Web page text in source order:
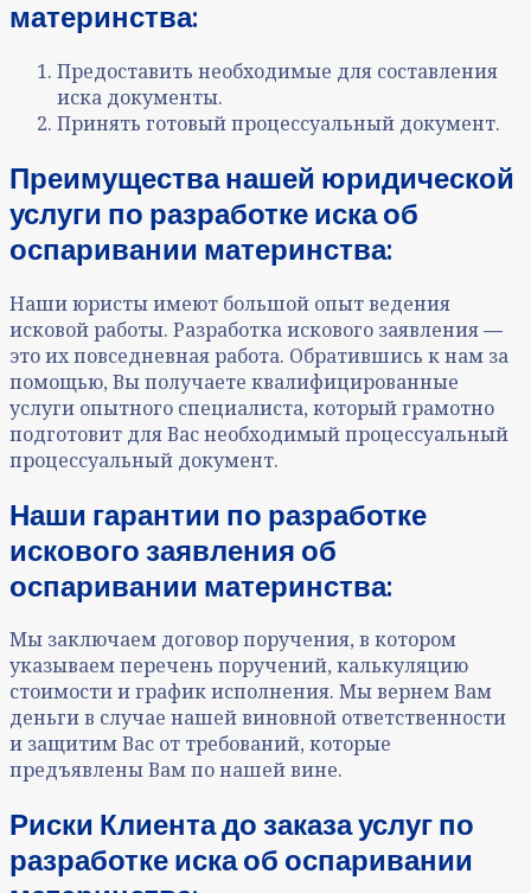
материнства:
Предоставить необходимые для составления
иска документы.
Принять готовый процессуальный документ.
Преимущества нашей юридической
услуги по разработке иска об
оспаривании материнства:
Наши юристы имеют большой опыт ведения
исковой работы. Разработка искового заявления—
это их повседневная работа. Обратившись к нам за
помощью, Вы получаете квалифицированные
услуги опытного специалиста, который грамотно
подготовит для Вас необходимый процессуальный
процессуальный документ.
Наши гарантии по разработке
искового заявления об
оспаривании материнства:
Мы заключаем договор поручения, в котором
указываем перечень поручений, калькуляцию
стоимости и график исполнения. Мы вернем Вам
деньги в случае нашей виновной ответственности
и защитим Вас от требований, которые
предъявлены Вам по нашей вине.
Риски Клиента до заказа услуг по
разработке иска об оспаривании